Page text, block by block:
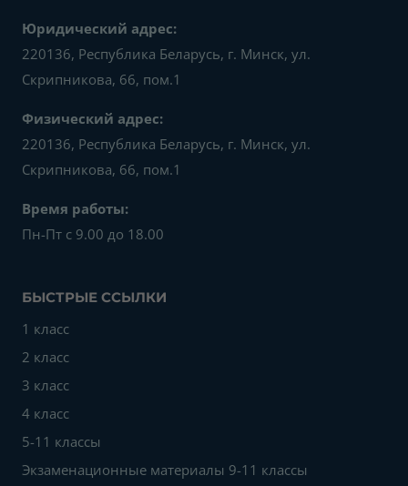
Юридический адрес:
220136, Республика Беларусь, г. Минск, ул.
Скрипникова, 66, пом.1
Физический адрес:
220136, Республика Беларусь, г. Минск, ул.
Скрипникова, 66, пом.1
Время работы:
Пн-Пт с 9.00 до 18.00
БЫСТРЫЕ ССЫЛКИ
1 класс
2 класс
3 класс
4 класс
5-11 классы
Экзаменационные материалы 9-11 классы